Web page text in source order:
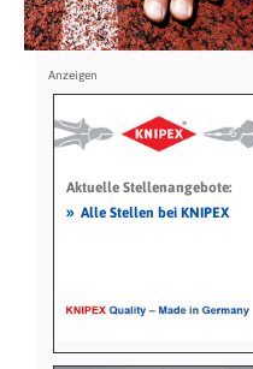
Aktuelle Stellenangebote:
» Alle Stellen bei KNIPEX